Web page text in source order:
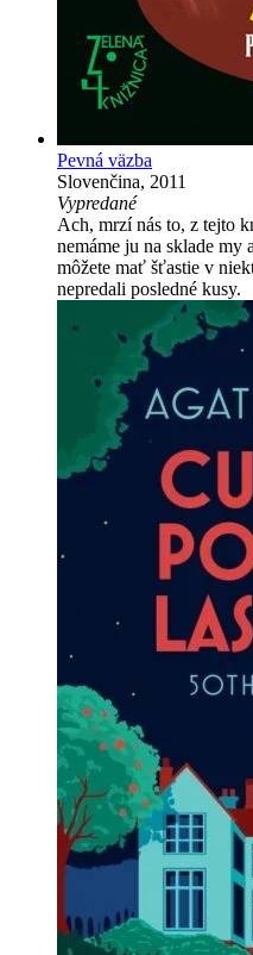
Pevná väzba
Slovenčina, 2011
Vypredané
Ach, mrzí nás to, z tejto
nemáme ju na sklade
môžete mať šťastie v
nepredali posledné kusy.